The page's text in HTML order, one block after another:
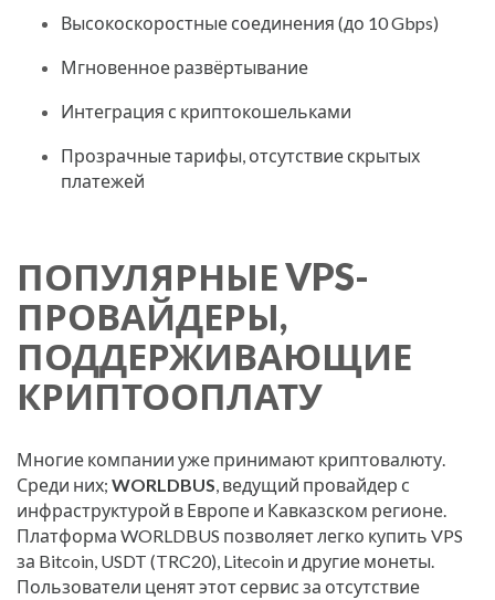
Высокоскоростные соединения (до 10 Gbps)
Мгновенное развёртывание
Интеграция с криптокошельками
Прозрачные тарифы, отсутствие скрытых
платежей
ПОПУЛЯРНЫЕ VPS-
ПРОВАЙДЕРЫ,
ПОДДЕРЖИВАЮЩИЕ
КРИПТООПЛАТУ
Многие компании уже принимают криптовалюту.
Среди них; WORLDBUS, ведущий провайдер с
инфраструктурой в Европе и Кавказском регионе.
Платформа WORLDBUS позволяет легко купить VPS
за Bitcoin, USDT (TRC20), Litecoin и другие монеты.
Пользователи ценят этот сервис за отсутствие